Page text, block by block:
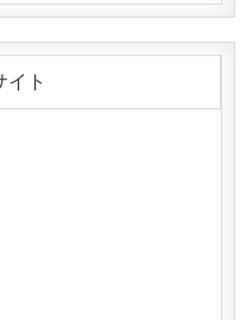
イト